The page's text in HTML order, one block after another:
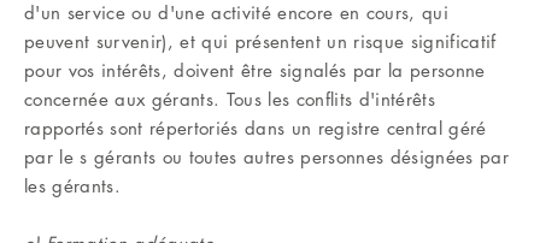
d'un service ou d'une activité encore en cours, qui
peuvent survenir), et qui présentent un risque significatif
pour vos intérêts, doivent être signalés par la personne
concernée aux gérants. Tous les conflits d'intérêts
rapportés sont répertoriés dans un registre central géré
par le s gérants ou toutes autres personnes désignées par
les gérants.